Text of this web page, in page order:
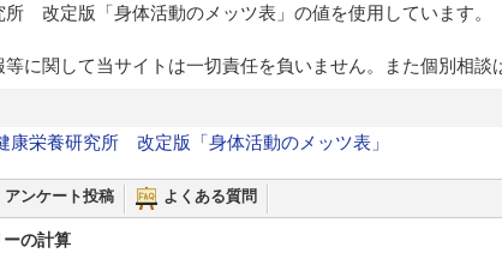
所 改定版「身体活動のメッツ表」の値を使用しています。
に関して当サイトは一切責任を負いません。また個別相談
康栄養研究所 改定版「身体活動のメッツ表」
アンケート投稿 よくある質問
の計算